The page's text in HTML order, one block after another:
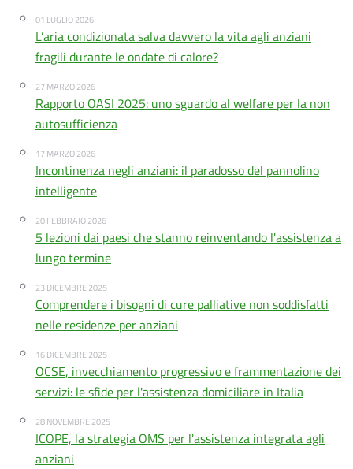
01 LUGLIO 2026
L’aria condizionata salva davvero la vita agli anziani
fragili durante le ondate di calore?
27 MARZO 2026
Rapporto OASI 2025: uno sguardo al welfare per la non
autosufficienza
17 MARZO 2026
Incontinenza negli anziani: il paradosso del pannolino
intelligente
20 FEBBRAIO 2026
5 lezioni dai paesi che stanno reinventando l'assistenza a
lungo termine
23 DICEMBRE 2025
Comprendere i bisogni di cure palliative non soddisfatti
nelle residenze per anziani
16 DICEMBRE 2025
OCSE, invecchiamento progressivo e frammentazione dei
servizi: le sfide per l'assistenza domiciliare in Italia
28 NOVEMBRE 2025
ICOPE, la strategia OMS per l'assistenza integrata agli
anziani